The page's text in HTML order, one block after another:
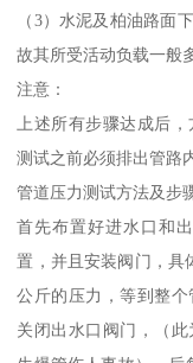
（3）水泥及柏油路面
故其所受活动负载一般
注意：
上述所有步骤达成后
测试之前必须排出管路
管道压力测试方法及步
首先布置好进水口和
置，并且安装阀门，具
公斤的压力，等到整
关闭出水口阀门，（